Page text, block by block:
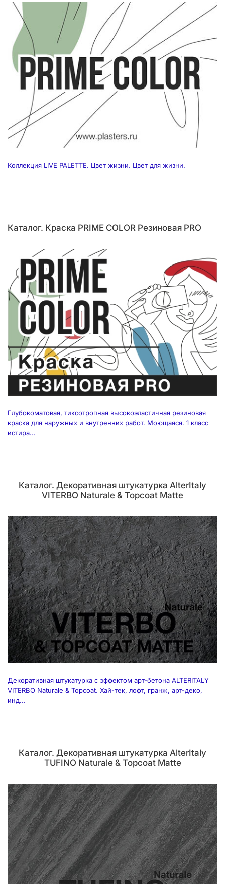
Коллекция LIVE PALETTE. Цвет жизни. Цвет для жизни.
Каталог. Краска PRIME COLOR Резиновая PRO
Глубокоматовая, тиксотропная высокоэластичная резиновая
краска для наружных и внутренних работ. Моющаяся. 1 класс
истира...
Каталог. Декоративная штукатурка AlterItaly
VITERBO Naturale & Topcoat Matte
Декоративная штукатурка с эффектом арт-бетона ALTERITALY
VITERBO Naturale & Topcoat. Хай-тек, лофт, гранж, арт-деко,
инд...
Каталог. Декоративная штукатурка AlterItaly
TUFINO Naturale & Topcoat Matte